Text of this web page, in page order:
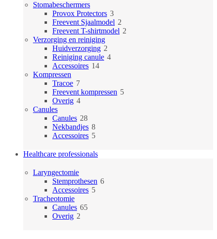
Stomabeschermers
Provox Protectors 33
producten
Freevent Sjaalmodel 2
producten
Freevent T-shirtmodel 2
Verzorging en reiniging
Huidverzorging 2
producten
Reiniging canule 44
Accessoires 1414
Kompressen
Tracoe 77
producten
Freevent kompressen 55
Overig 44
Canules
Canules 2828
producten
Nekbandjes 88
producten
Accessoires 55
Healthcare professionals
Laryngectomie
Stemprothesen 66
Accessoires 55
Tracheotomie
Canules 6565
Overig 2